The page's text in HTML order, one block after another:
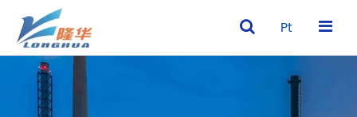
Pt